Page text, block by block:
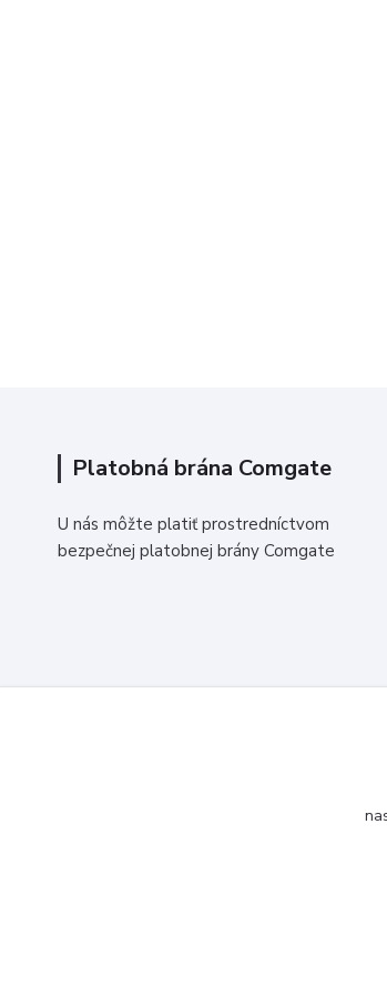
Platobná brána Comgate
U nás môžte platiť prostredníctvom
bezpečnej platobnej brány Comgate